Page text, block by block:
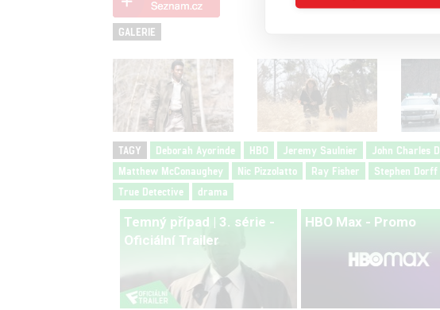
GALERIE
TAGY Deborah Ayorinde HBO Jeremy Saulnier John Charles
Matthew McConaughey
Nic Pizzolatto Ray Fisher Stephen Dorff
True Detective
drama
Temný případ | 3. série -
Oficiální Trailer
HBO Max - Promo